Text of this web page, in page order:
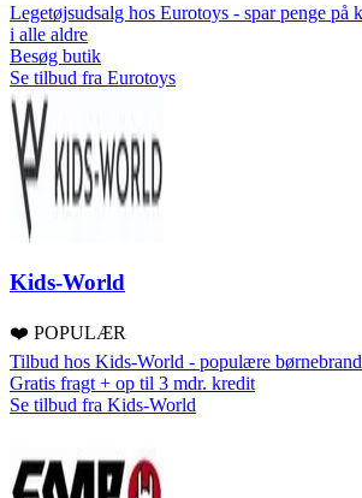
Legetøjsudsalg hos Eurotoys - spar penge på
i alle aldre
Besøg butik
Se tilbud fra Eurotoys
Kids-World
❤️ POPULÆR
Tilbud hos Kids-World - populære
Gratis fragt + op til 3 mdr. kredit
Se tilbud fra Kids-World